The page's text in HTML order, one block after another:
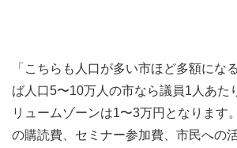
「こちらも人口が多い市ほど多額にな
ば人口5〜10万人の市なら議員1人あた
リュームゾーンは1〜3万円となります
の購読費、セミナー参加費、市民への